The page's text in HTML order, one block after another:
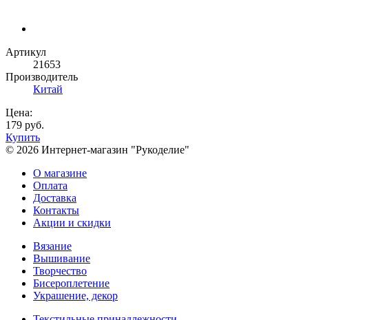
Артикул
21653
Производитель
Китай
Цена:
179 руб.
Купить
© 2026 Интернет-магазин "Рукоделие"
О магазине
Оплата
Доставка
Контакты
Акции и скидки
Вязание
Вышивание
Творчество
Бисероплетение
Украшение, декор